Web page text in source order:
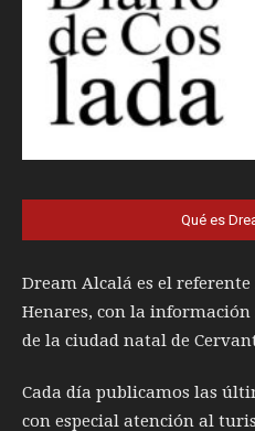
Qué es
Dream Alcalá es el
Henares, con la
de la ciudad natal de
Cada día publicamos las
con especial atención al